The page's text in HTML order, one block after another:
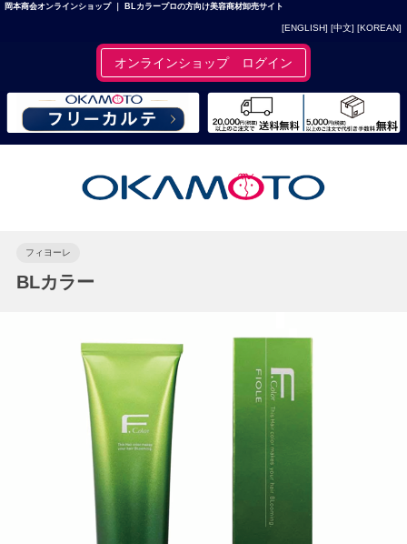
岡本商会オンラインショップ ｜ BLカラープロの方向け美容商材卸売サイト
[ENGLISH] [中文] [KOREAN]
オンラインショップ ログイン
フィヨーレ
BLカラー